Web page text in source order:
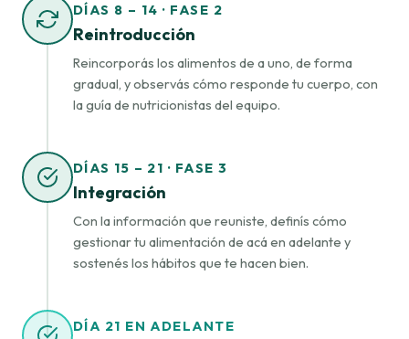
DÍAS 8 – 14 · FASE 2
Reintroducción
Reincorporás los alimentos de a uno, de forma
gradual, y observás cómo responde tu cuerpo, con
la guía de nutricionistas del equipo.
DÍAS 15 – 21 · FASE 3
Integración
Con la información que reuniste, definís cómo
gestionar tu alimentación de acá en adelante y
sostenés los hábitos que te hacen bien.
DÍA 21 EN ADELANTE